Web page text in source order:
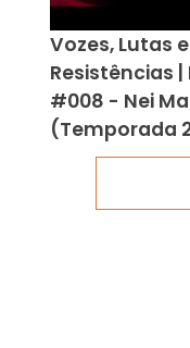
Vozes, Lutas e
Resistências |
#008 - Nei
(Temporada